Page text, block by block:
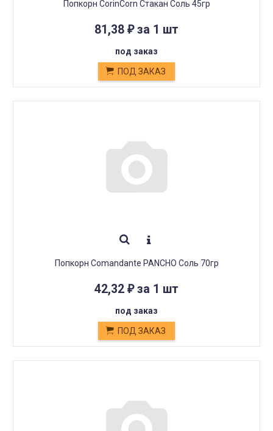
Попкорн CorinCorn Стакан Cоль 45гр
81,38 ₽за 1 шт
под заказ
ПОД ЗАКАЗ
Попкорн Comandante PANCHO Cоль 70гр
42,32 ₽за 1 шт
под заказ
ПОД ЗАКАЗ